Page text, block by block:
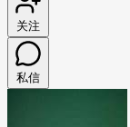
关注
私信